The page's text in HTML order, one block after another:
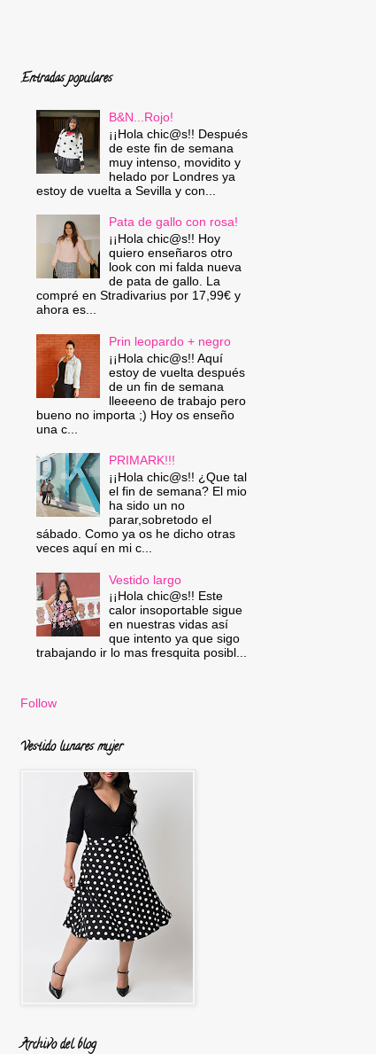
Entradas populares
B&N...Rojo!
¡¡Hola chic@s!! Después
de este fin de semana
muy intenso, movidito y
helado por Londres ya
estoy de vuelta a Sevilla y con...
Pata de gallo con rosa!
¡¡Hola chic@s!! Hoy
quiero enseñaros otro
look con mi falda nueva
de pata de gallo. La
compré en Stradivarius por 17,99€ y
ahora es...
Prin leopardo + negro
¡¡Hola chic@s!! Aquí
estoy de vuelta después
de un fin de semana
lleeeeno de trabajo pero
bueno no importa ;) Hoy os enseño
una c...
PRIMARK!!!
¡¡Hola chic@s!! ¿Que tal
el fin de semana? El mio
ha sido un no
parar,sobretodo el
sábado. Como ya os he dicho otras
veces aquí en mi c...
Vestido largo
¡¡Hola chic@s!! Este
calor insoportable sigue
en nuestras vidas así
que intento ya que sigo
trabajando ir lo mas fresquita posibl...
Follow
Vestido lunares mujer
Archivo del blog